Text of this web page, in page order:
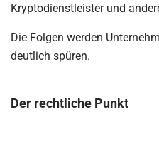
Kryptodienstleister und
Die Folgen werden
deutlich spüren.
Der rechtliche Punkt